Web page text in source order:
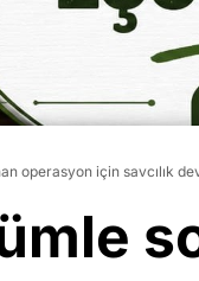
operasyon için savcılık